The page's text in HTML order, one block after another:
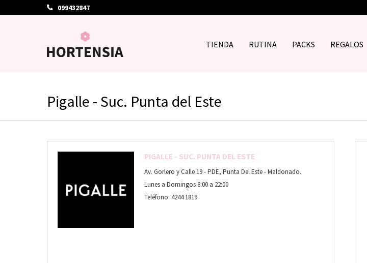
TIENDA RUTINA PACKS REGALOS
099432847
Pigalle - Suc. Punta del Este
PIGALLE - SUC. PUNTA DEL ESTE
Av. Gorlero y Calle 19 - PDE, Punta Del Este - Maldonado.
Lunes a Domingos 8:00 a 22:00
Teléfono: 4244 1819